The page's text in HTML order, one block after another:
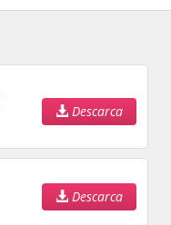
Descarca
Descarca